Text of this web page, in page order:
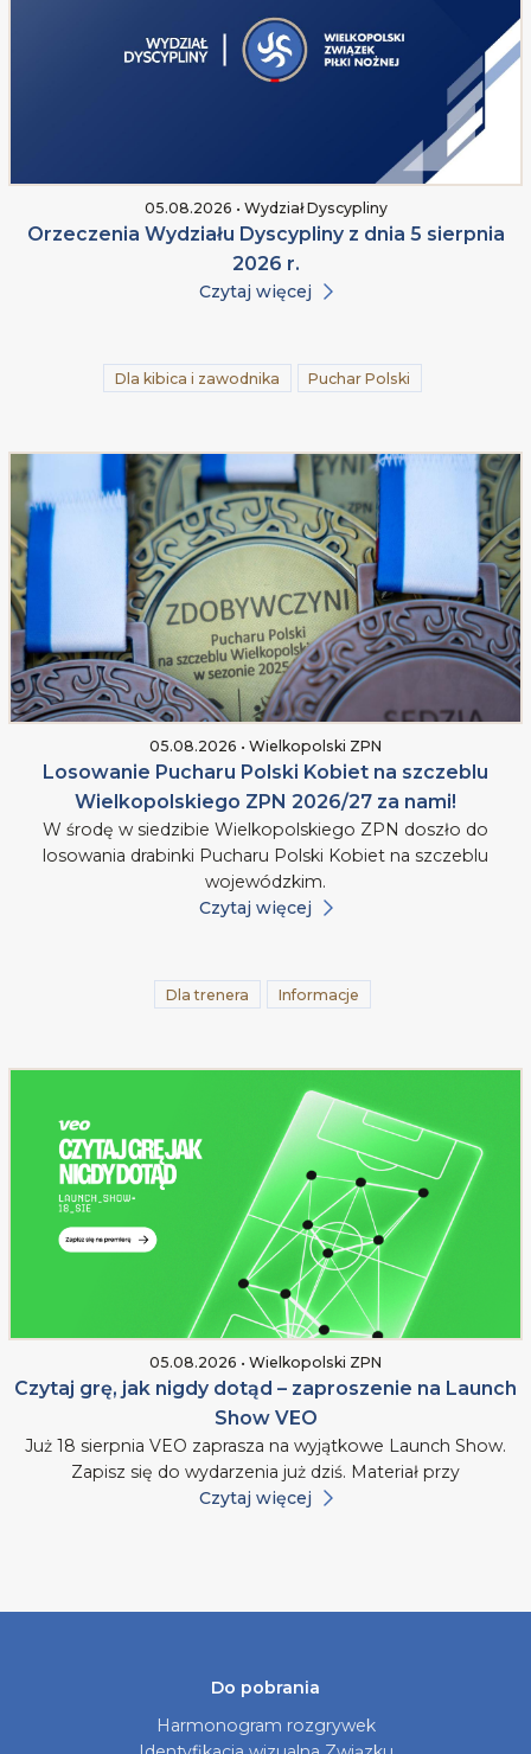
05.08.2026 • Wydział Dyscypliny
Orzeczenia Wydziału Dyscypliny z dnia 5 sierpnia
2026 r.
Czytaj więcej
Dla kibica i zawodnika Puchar Polski
05.08.2026 • Wielkopolski ZPN
Losowanie Pucharu Polski Kobiet na szczeblu
Wielkopolskiego ZPN 2026/27 za nami!
W środę w siedzibie Wielkopolskiego ZPN doszło do
losowania drabinki Pucharu Polski Kobiet na szczeblu
wojewódzkim.
Czytaj więcej
Dla trenera Informacje
05.08.2026 • Wielkopolski ZPN
Czytaj grę, jak nigdy dotąd – zaproszenie na Launch
Show VEO
Już 18 sierpnia VEO zaprasza na wyjątkowe Launch Show.
Zapisz się do wydarzenia już dziś. Materiał przy
Czytaj więcej
Do pobrania
Harmonogram rozgrywek